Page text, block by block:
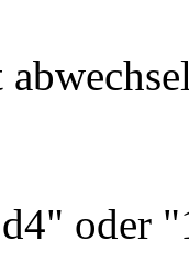
oder